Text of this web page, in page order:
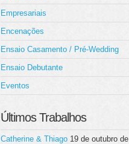
Empresariais
Encenações
Ensaio Casamento / Pré-Wedding
Ensaio Debutante
Eventos
Últimos Trabalhos
Catherine & Thiago 19 de outubro de